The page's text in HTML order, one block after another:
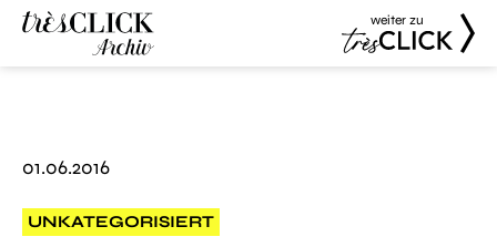
weiter zu
01.06.2016
UNKATEGORISIERT